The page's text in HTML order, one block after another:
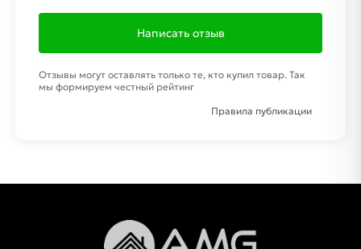
Написать отзыв
Отзывы могут оставлять только те, кто купил товар. Так
мы формируем честный рейтинг
Правила публикации